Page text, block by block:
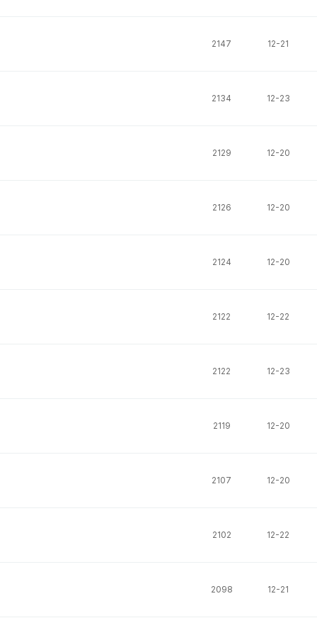
2147 12-21
2134 12-23
2129 12-20
2126 12-20
2124 12-20
2122 12-22
2122 12-23
2119 12-20
2107 12-20
2102 12-22
2098 12-21